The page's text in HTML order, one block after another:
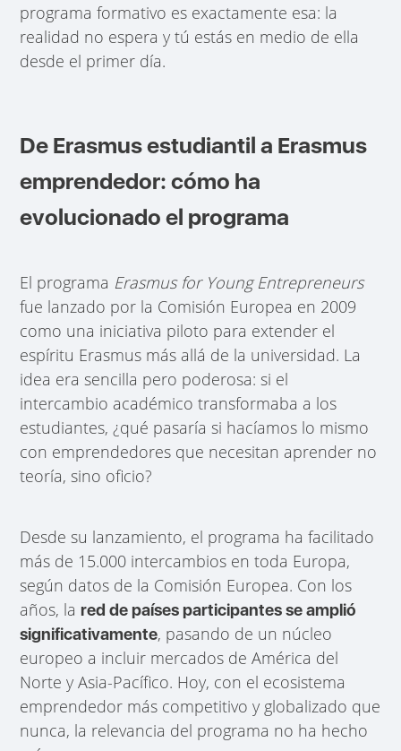
programa formativo es exactamente esa: la
realidad no espera y tú estás en medio de ella
desde el primer día.
De Erasmus estudiantil a Erasmus
emprendedor: cómo ha
evolucionado el programa
El programa Erasmus for Young Entrepreneurs
fue lanzado por la Comisión Europea en 2009
como una iniciativa piloto para extender el
espíritu Erasmus más allá de la universidad. La
idea era sencilla pero poderosa: si el
intercambio académico transformaba a los
estudiantes, ¿qué pasaría si hacíamos lo mismo
con emprendedores que necesitan aprender no
teoría, sino oficio?
Desde su lanzamiento, el programa ha facilitado
más de 15.000 intercambios en toda Europa,
según datos de la Comisión Europea. Con los
años, lared de países participantes se amplió
significativamente, pasando de un núcleo
europeo a incluir mercados de América del
Norte y Asia-Pacífico. Hoy, con el ecosistema
emprendedor más competitivo y globalizado que
nunca, la relevancia del programa no ha hecho